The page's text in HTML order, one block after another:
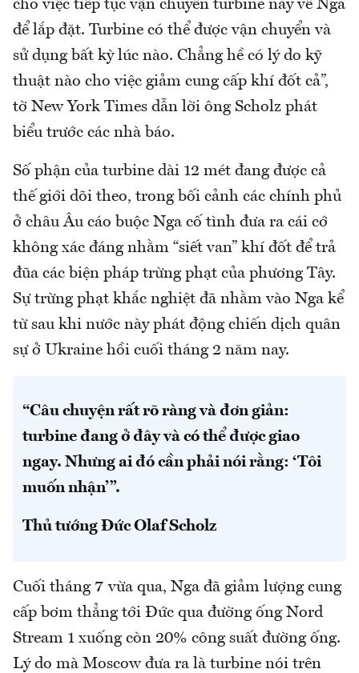
cho việc tiếp tục vận chuyển turbine này về Nga
để lắp đặt. Turbine có thể được vận chuyển và
sử dụng bất kỳ lúc nào. Chẳng hề có lý do kỹ
thuật nào cho việc giảm cung cấp khí đốt cả”,
tờ New York Times dẫn lời ông Scholz phát
biểu trước các nhà báo.
Số phận của turbine dài 12 mét đang được cả
thế giới dõi theo, trong bối cảnh các chính phủ
ở châu Âu cáo buộc Nga cố tình đưa ra cái cớ
không xác đáng nhằm “siết van” khí đốt để trả
đũa các biện pháp trừng phạt của phương Tây.
Sự trừng phạt khắc nghiệt đã nhằm vào Nga kể
từ sau khi nước này phát động chiến dịch quân
sự ở Ukraine hồi cuối tháng 2 năm nay.
“Câu chuyện rất rõ ràng và đơn giản:
turbine đang ở đây và có thể được giao
ngay. Nhưng ai đó cần phải nói rằng: ‘Tôi
muốn nhận’”.
Thủ tướng Đức Olaf Scholz
Cuối tháng 7 vừa qua, Nga đã giảm lượng cung
cấp bơm thẳng tới Đức qua đường ống Nord
Stream 1 xuống còn 20% công suất đường ống.
Lý do mà Moscow đưa ra là turbine nói trên